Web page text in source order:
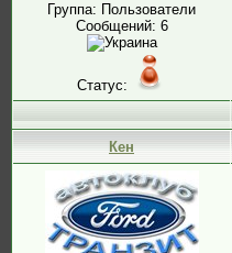
Группа: Пользователи
Сообщений: 6
Статус:
Кен